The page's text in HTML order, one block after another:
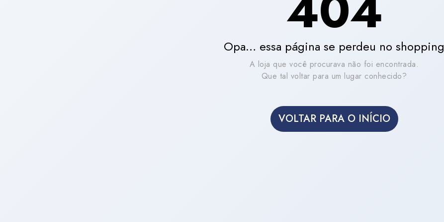
Opa… essa página se perdeu no shopping
A loja que você procurava não foi encontrada.
Que tal voltar para um lugar conhecido?
VOLTAR PARA O INÍCIO